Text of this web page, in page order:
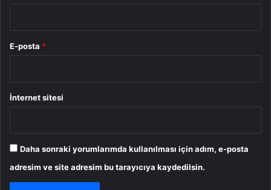
E-posta *
İnternet sitesi
Daha sonraki yorumlarımda kullanılması için adım, e-posta
adresim ve site adresim bu tarayıcıya kaydedilsin.